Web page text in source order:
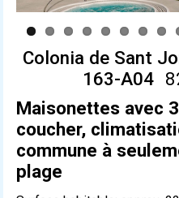
Colonia de Sant
163-A04
Maisonettes avec
coucher,
commune à
plage